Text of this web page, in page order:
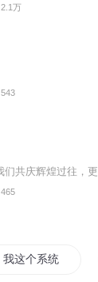
2.1万
543
465
我这个系统是假的吧